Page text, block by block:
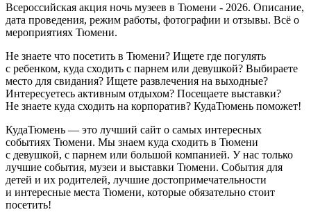
Всероссийская акция ночь музеев в Тюмени - 2026. Описание,
дата проведения, режим работы, фотографии и отзывы. Всё о
мероприятиях Тюмени.
Не знаете что посетить в Тюмени? Ищете где погулять
с ребенком, куда сходить с парнем или девушкой? Выбираете
место для свидания? Ищете развлечения на выходные?
Интересуетесь активным отдыхом? Посещаете выставки?
Не знаете куда сходить на корпоратив? КудаТюмень поможет!
КудаТюмень — это лучший сайт о самых интересных
событиях Тюмени. Мы знаем куда сходить в Тюмени
с девушкой, с парнем или большой компанией. У нас только
лучшие события, музеи и выставки Тюмени. События для
детей и их родителей, лучшие достопримечательности
и интересные места Тюмени, которые обязательно стоит
посетить!